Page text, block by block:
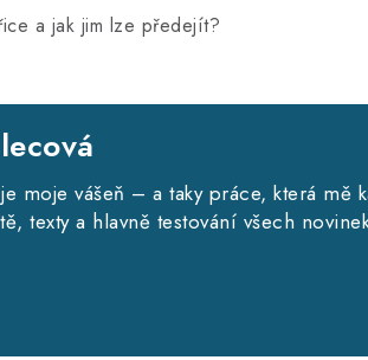
a jak jim lze předejít?
moje vášeň – a taky práce, která mě
texty a hlavně testování všech